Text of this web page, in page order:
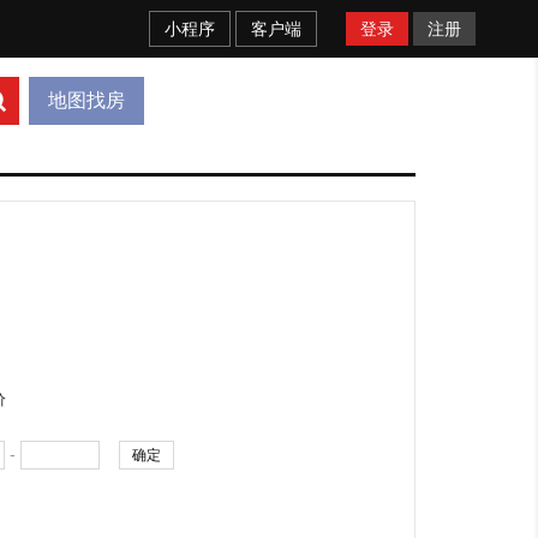
小程序 客户端 登录 注册
地图找房
- 确定